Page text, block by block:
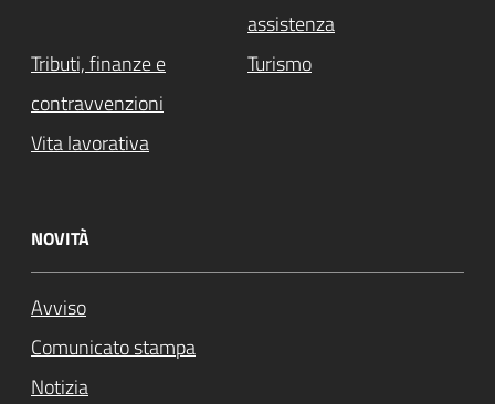
assistenza
Tributi, finanze e
contravvenzioni
Turismo
Vita lavorativa
NOVITÀ
Avviso
Comunicato stampa
Notizia